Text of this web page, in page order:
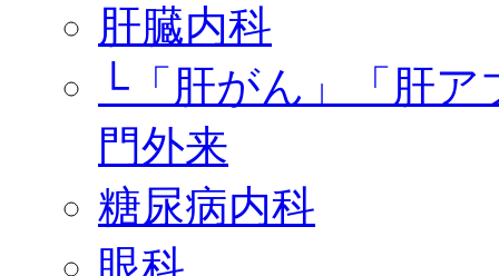
肝臓内科
└「肝がん」「肝
門外来
糖尿病内科
眼科